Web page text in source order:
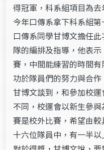
得冠軍，科系組項目為
今年口傳系拿下科系組第
口傳系同學甘博文擔任
隊的編排及指導，他表
賽，中間能練習的時間
功於隊員們的努力與合作
甘博文談到，和參加校
不同，校運會以新生參
賽是校外比賽，希望由
十六位隊員中，有一半以